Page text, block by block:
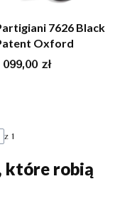
7626 Black
Patent Oxford
099,00 zł
z 1
które robią